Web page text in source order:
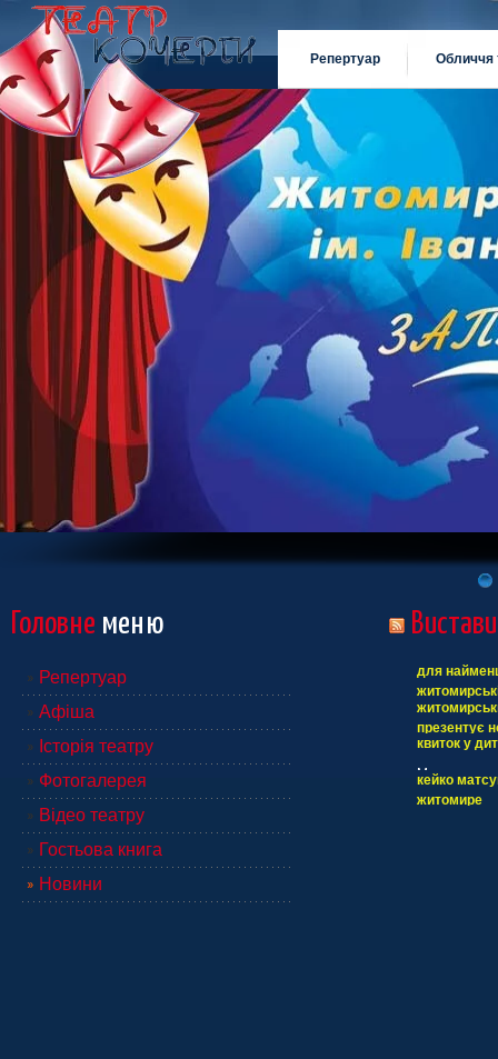
Репертуар Обличчя
Головне меню
Репертуар
Афіша
Історія театру
Фотогалерея
Відео театру
Гостьова книга
Новини
Вистави
для
музично-
презентує
27 грудня
квиток у
Можливо, ви
детства».
кейко
житомире